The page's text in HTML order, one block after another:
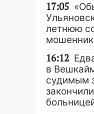
17:05
летнюю
16:12
в
судимым